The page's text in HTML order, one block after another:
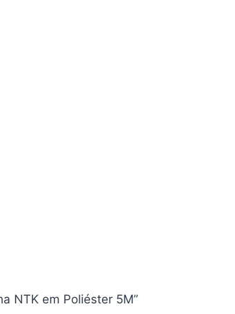
NTK em Poliéster 5M”